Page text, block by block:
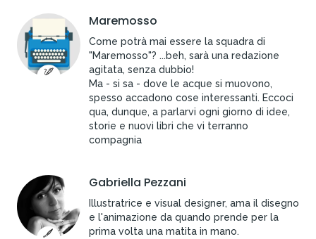
Maremosso
Come potrà mai essere la squadra di
"Maremosso"? ...beh, sarà una redazione
agitata, senza dubbio!
Ma - si sa - dove le acque si muovono,
spesso accadono cose interessanti. Eccoci
qua, dunque, a parlarvi ogni giorno di idee,
storie e nuovi libri che vi terranno
compagnia
Gabriella Pezzani
Illustratrice e visual designer, ama il disegno
e l'animazione da quando prende per la
prima volta una matita in mano.